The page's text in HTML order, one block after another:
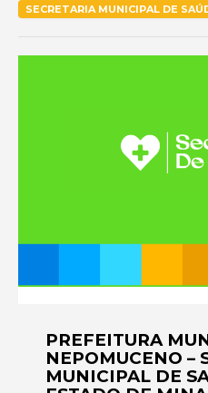
SECRETARIA MUNICIPAL DE
PREFEITURA
NEPOMUCENO –
MUNICIPAL DE